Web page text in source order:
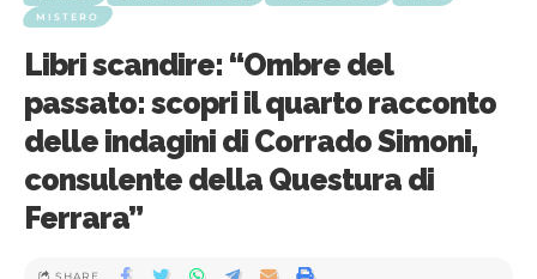
MISTERO
Libri scandire: “Ombre del
passato: scopri il quarto racconto
delle indagini di Corrado Simoni,
consulente della Questura di
Ferrara”
SHARE